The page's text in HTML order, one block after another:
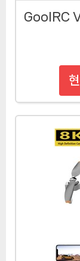
GoolRC